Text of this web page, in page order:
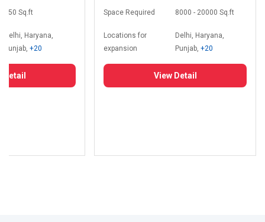
350 Sq.ft
Delhi, Haryana,
Punjab,+20
Detail
Space Required 8000 - 20000 Sq.ft
Locations for
expansion
Delhi, Haryana,
Punjab,+20
View Detail